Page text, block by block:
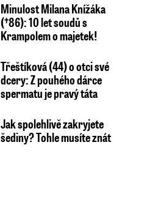
Minulost Milana Knížáka
(†86): 10 let soudů s
Krampolem o majetek!
Třeštíková (44) o otci své
dcery: Z pouhého dárce
spermatu je pravý táta
Jak spolehlivě zakryjete
šediny? Tohle musíte znát